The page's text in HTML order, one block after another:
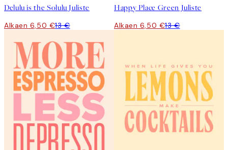
Delulu is the Solulu Juliste
Alkaen 6,50 €13 €
Happy Place Green Juliste
Alkaen 6,50 €13 €